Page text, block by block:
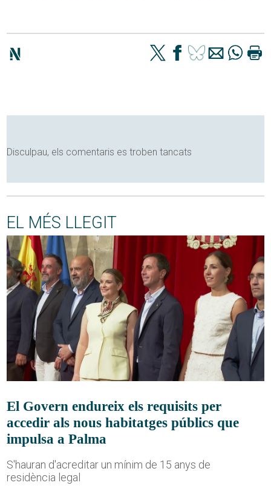
Disculpau, els comentaris es troben tancats
EL MÉS LLEGIT
El Govern endureix els requisits per
accedir als nous habitatges públics que
impulsa a Palma
S'hauran d'acreditar un mínim de 15 anys de
residència legal